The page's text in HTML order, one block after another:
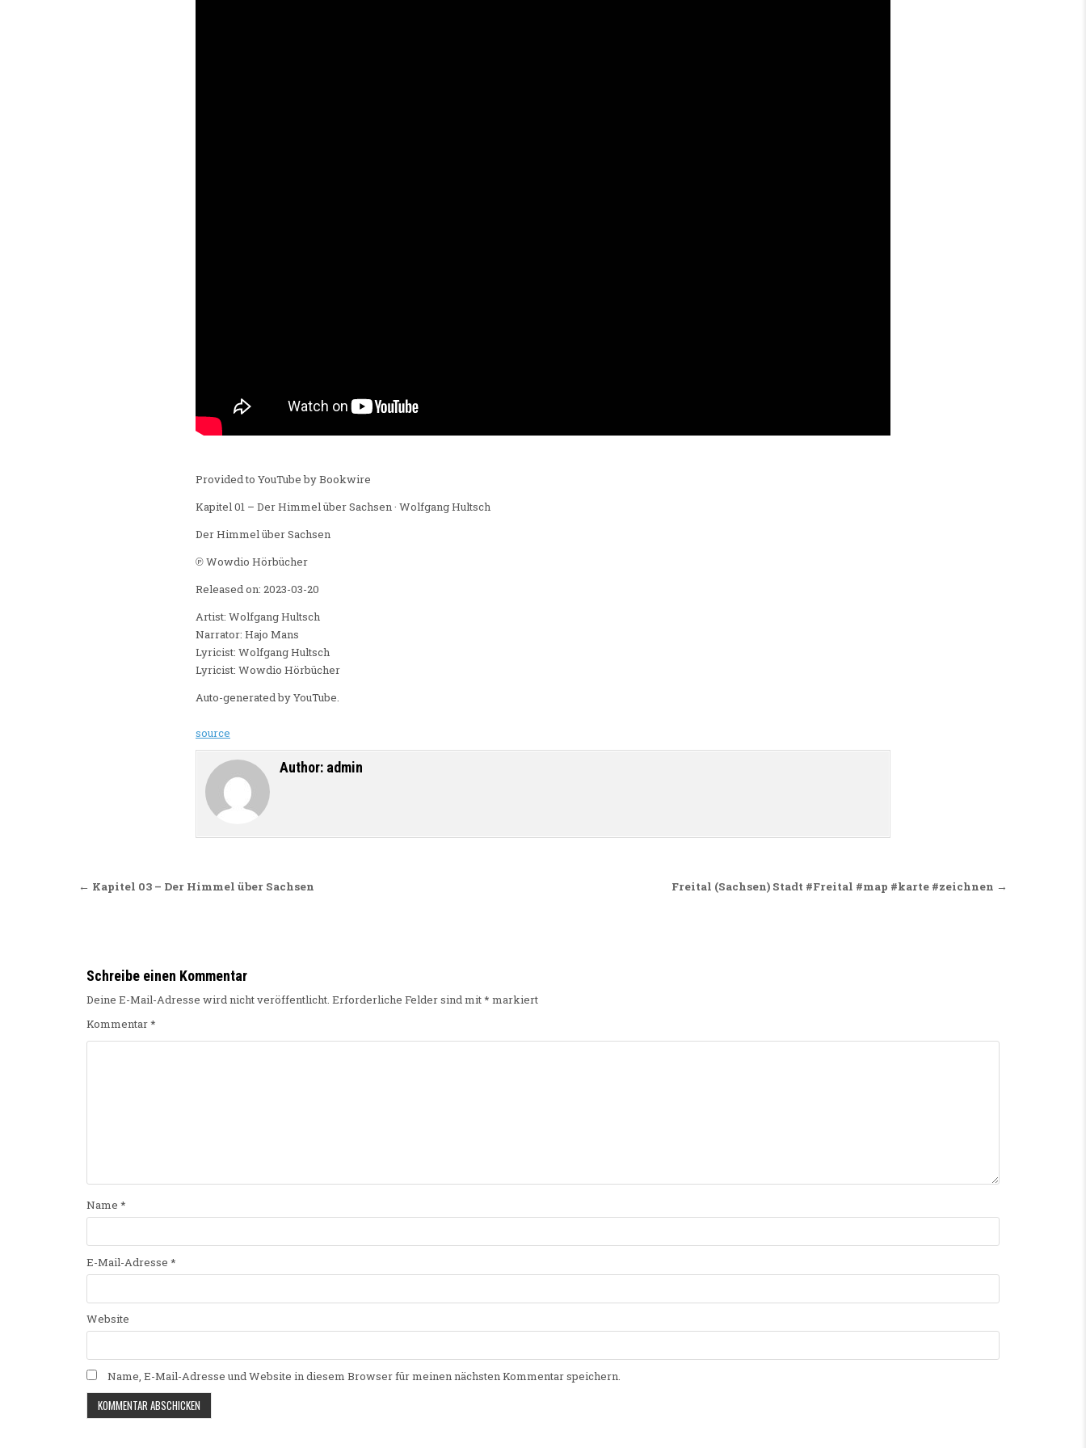
Provided to YouTube by Bookwire
Kapitel 01 – Der Himmel über Sachsen · Wolfgang Hultsch
Der Himmel über Sachsen
℗ Wowdio Hörbücher
Released on: 2023-03-20
Artist: Wolfgang Hultsch
Narrator: Hajo Mans
Lyricist: Wolfgang Hultsch
Lyricist: Wowdio Hörbücher
Auto-generated by YouTube.
source
Author: admin
Beitragsnavigation Freital (Sachsen) Stadt #Freital #map #karte #zeichnen →
← Kapitel 03 – Der Himmel über Sachsen
Schreibe einen Kommentar
Deine E-Mail-Adresse wird nicht veröffentlicht. Erforderliche Felder sind mit* markiert
Kommentar*
Name *
E-Mail-Adresse *
Website
Name, E-Mail-Adresse und Website in diesem Browser für meinen nächsten Kommentar speichern.